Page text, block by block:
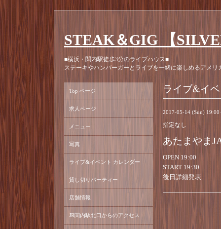
STEAK＆GIG 【
■横浜・関内駅徒歩3分のライブハウス■
ステーキやハンバーガーとライブを一緒に楽しめるアメリ
ライブ&イ
2017-05-14 (Sun) 19:00
指定なし
あたまやま
OPEN 19:00
START 19:30
後日詳細発表
Top ページ
求人ページ
メニュー
写真
ライブ&イベント カレンダー
貸し切りパーティー
店舗情報
JR関内駅北口からのアクセス